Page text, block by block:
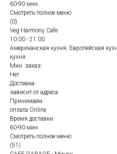
60-90 мин.
Смотреть полное меню
(0)
Veg Harmony Cafe
10:00 - 21:00
Американская кухня, Европейская
кухня
Мин. заказ:
Нет
Доставка:
зависит от адреса
Принимаем:
оплата Online
Время доставки:
60-90 мин.
Смотреть полное меню
(51)